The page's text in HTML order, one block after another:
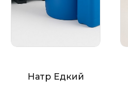
Натр Едкий